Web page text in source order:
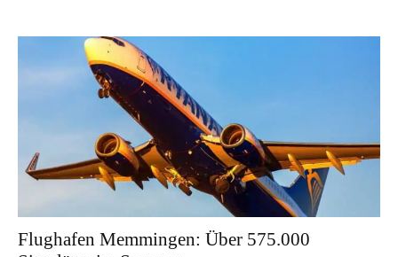
Flughafen Memmingen: Über 575.000